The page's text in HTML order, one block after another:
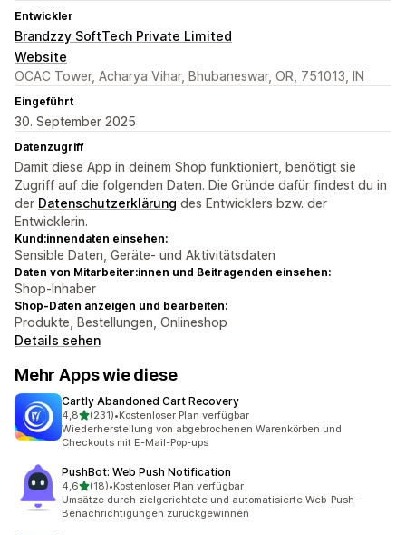
Entwickler
Brandzzy SoftTech Private Limited
Website
OCAC Tower, Acharya Vihar, Bhubaneswar, OR, 751013, IN
Eingeführt
30. September 2025
Datenzugriff
Damit diese App in deinem Shop funktioniert, benötigt sie
Zugriff auf die folgenden Daten. Die Gründe dafür findest du in
der Datenschutzerklärung des Entwicklers bzw. der
Entwicklerin.
Kund:innendaten einsehen:
Sensible Daten, Geräte- und Aktivitätsdaten
Daten von Mitarbeiter:innen und Beitragenden einsehen:
Shop-Inhaber
Shop-Daten anzeigen und bearbeiten:
Produkte, Bestellungen, Onlineshop
Details sehen
Mehr Apps wie diese
Cartly Abandoned Cart Recovery
4,8von 5 Sternen
(231)
231 Rezensionen insgesamt
•Kostenloser Plan verfügbar
Wiederherstellung von abgebrochenen Warenkörben und
Checkouts mit E-Mail-Pop-ups
PushBot: Web Push Notification
4,6von 5 Sternen
(18)
18 Rezensionen insgesamt
•Kostenloser Plan verfügbar
Umsätze durch zielgerichtete und automatisierte Web-Push-
Benachrichtigungen zurückgewinnen